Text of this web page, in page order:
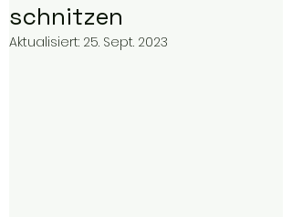
schnitzen
Aktualisiert: 25. Sept. 2023